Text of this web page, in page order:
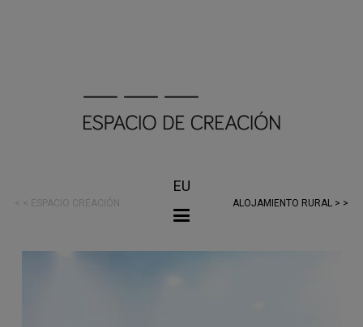
< < ESPACIO CREACIÓN
EU
ALOJAMIENTO RURAL > >